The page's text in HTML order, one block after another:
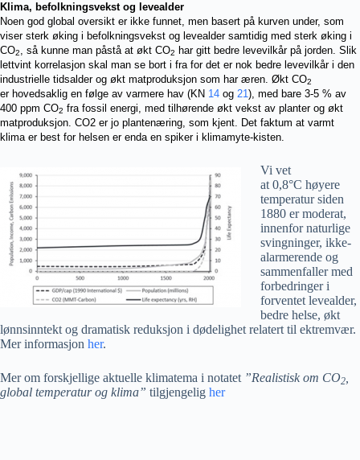
Klima, befolkningsvekst og levealder
Noen god global oversikt er ikke funnet, men basert på kurven under, som
viser sterk øking i befolkningsvekst og levealder samtidig med sterk øking i
CO2, så kunne man påstå at økt CO2
har gitt bedre levevilkår på jorden. Slik
lettvint korrelasjon skal man se bort i fra for det er nok bedre levevilkår i den
industrielle tidsalder og økt matproduksjon som har æren. Økt CO2
er hovedsaklig en følge av varmere hav (KN 14 og 21), med bare 3-5 % av
400 ppm CO2 fra fossil energi, med tilhørende økt vekst av planter og økt
matproduksjon. CO2 er jo plantenæring, som kjent. Det faktum at varmt
klima er best for helsen er enda en spiker i klimamyte-kisten.
Vi vet
at 0,8°C høyere
temperatur siden
1880 er moderat,
innenfor naturlige
svingninger, ikke-
alarmerende og
sammenfaller med
forbedringer i
forventet levealder,
bedre helse, økt
lønnsinntekt og dramatisk reduksjon i dødelighet relatert til ektremvær.
Mer informasjon her.
Mer om forskjellige aktuelle klimatema i notatet ”Realistisk om CO2
global temperatur og klima” tilgjengelig her